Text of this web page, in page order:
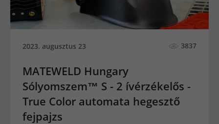
2023. augusztus 23 3837
MATEWELD Hungary
Sólyomszem™ S - 2 ívérzékelős -
True Color automata hegesztő
fejpajzs